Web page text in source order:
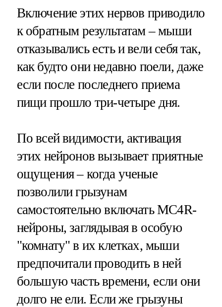
Включение этих нервов приводило
к обратным результатам – мыши
отказывались есть и вели себя так,
как будто они недавно поели, даже
если после последнего приема
пищи прошло три-четыре дня.
По всей видимости, активация
этих нейронов вызывает приятные
ощущения – когда ученые
позволили грызунам
самостоятельно включать MC4R-
нейроны, заглядывая в особую
"комнату" в их клетках, мыши
предпочитали проводить в ней
большую часть времени, если они
долго не ели. Если же грызуны